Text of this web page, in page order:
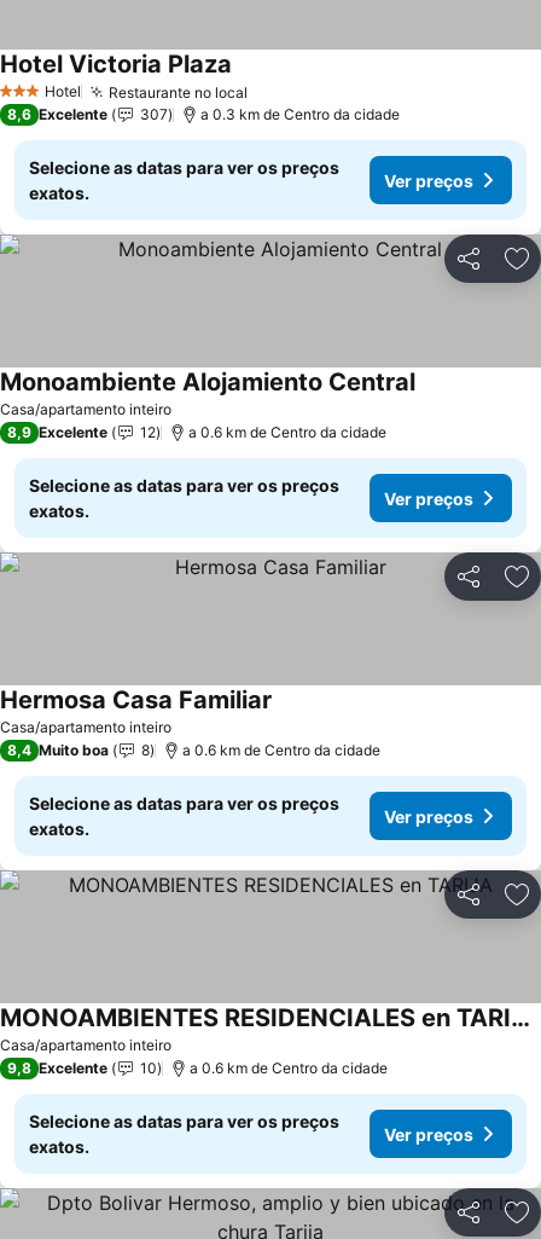
3 EstrelasHotel Restaurante no local
Hotel Victoria Plaza
8,6 Excelente 307 a 0.3 km de Centro da cidade
Selecione as datas para ver os preços
exatos.
Ver preços
Partilhar
Casa/apartamento inteiro
Monoambiente Alojamiento CentralVer preços
8,9 Excelente 12 a 0.6 km de Centro da cidade
Selecione as datas para ver os preços
exatos.
Ver preços
Partilhar
Casa/apartamento inteiro
Hermosa Casa Familiar
8,4 Muito boa 8 a 0.6 km de Centro da cidade
Selecione as datas para ver os preços
exatos.
Ver preços
Partilhar
Casa/apartamento inteiro
MONOAMBIENTES RESIDENCIALES en TARIJA
Ver preços
9,8 Excelente 10 a 0.6 km de Centro da cidade
Selecione as datas para ver os preços
exatos.
Ver preços
Partilhar